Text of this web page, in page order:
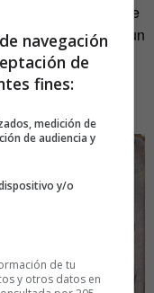
asquerosa como ese
mil palabras al día un
navegación
de
fines:
medición de
de audiencia y
y/o
de tu
y otros datos en